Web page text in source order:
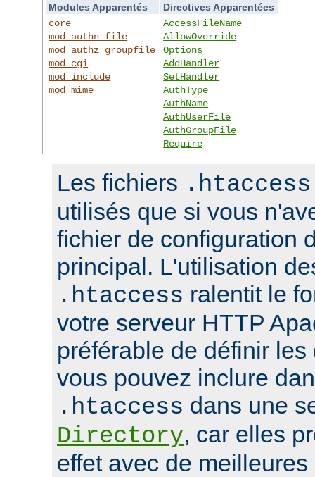
Modules Apparentés
Directives Apparentées
core
mod_authn_file
mod_authz_groupfile
mod_cgi
mod_include
mod_mime
AccessFileName
AllowOverride
Options
AddHandler
SetHandler
AuthType
AuthName
AuthUserFile
AuthGroupFile
Require
Les fichiers .htaccess
utilisés que si vous
fichier de configuration
principal. L'utilisation
.htaccess ralentit le
votre serveur HTTP
préférable de définir
vous pouvez inclure
.htaccess dans une
Directory, car elles
effet avec de